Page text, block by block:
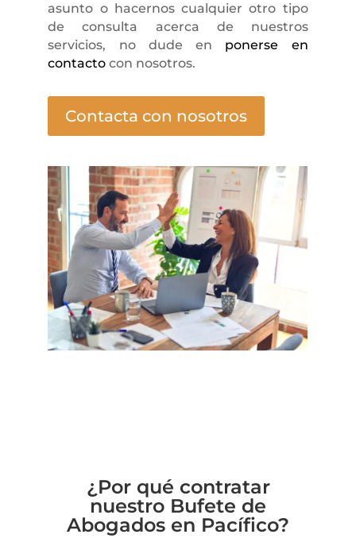
asunto o hacernos cualquier otro tipo
de consulta acerca de nuestros
servicios, no dude en ponerse en
contacto con nosotros.
Contacta con nosotros
¿Por qué contratar
nuestro Bufete de
Abogados en Pacífico?